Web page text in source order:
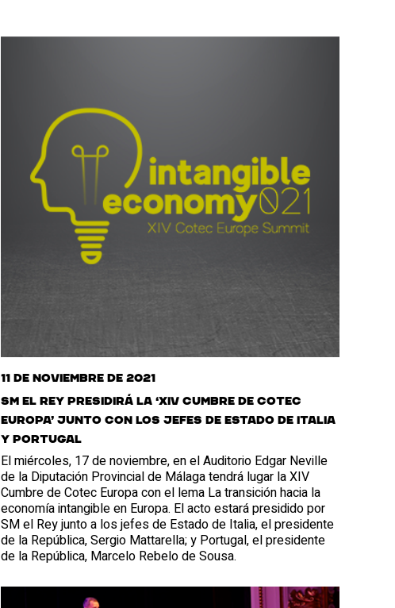
11 de noviembre de 2021
SM el Rey presidirá la ‘XIV Cumbre de Cotec
Europa’ junto con los jefes de Estado de Italia
y Portugal
El miércoles, 17 de noviembre, en el Auditorio Edgar Neville
de la Diputación Provincial de Málaga tendrá lugar la XIV
Cumbre de Cotec Europa con el lema La transición hacia la
economía intangible en Europa. El acto estará presidido por
SM el Rey junto a los jefes de Estado de Italia, el presidente
de la República, Sergio Mattarella; y Portugal, el presidente
de la República, Marcelo Rebelo de Sousa.